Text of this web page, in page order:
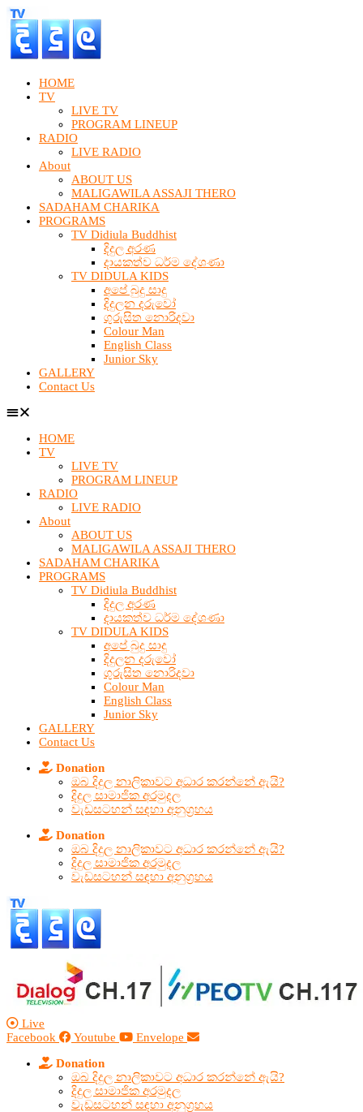
HOME
TV
LIVE TV
PROGRAM LINEUP
RADIO
LIVE RADIO
About
ABOUT US
MALIGAWILA ASSAJI THERO
SADAHAM CHARIKA
PROGRAMS
TV Didiula Buddhist
දිදුල අරණ
දායකත්ව ධර්ම දේශණා
TV DIDULA KIDS
අපේ බුදු සාදු
දිදුලන දරුවෝ
ගුරුසිත නොරිදවා
Colour Man
English Class
Junior Sky
GALLERY
Contact Us
HOME
TV
LIVE TV
PROGRAM LINEUP
RADIO
LIVE RADIO
About
ABOUT US
MALIGAWILA ASSAJI THERO
SADAHAM CHARIKA
PROGRAMS
TV Didiula Buddhist
දිදුල අරණ
දායකත්ව ධර්ම දේශණා
TV DIDULA KIDS
අපේ බුදු සාදු
දිදුලන දරුවෝ
ගුරුසිත නොරිදවා
Colour Man
English Class
Junior Sky
GALLERY
Contact Us
Donation
ඔබ දිදුල නාලිකාවට අධාර කරන්නේ ඇයි?
දිදුල සාමාජික අරමුදල
වැඩසටහන් සඳහා අනුග්‍රහය
Donation
ඔබ දිදුල නාලිකාවට අධාර කරන්නේ ඇයි?
දිදුල සාමාජික අරමුදල
වැඩසටහන් සඳහා අනුග්‍රහය
Live
Facebook
Youtube Envelope
Donation
ඔබ දිදුල නාලිකාවට අධාර කරන්නේ ඇයි?
දිදුල සාමාජික අරමුදල
වැඩසටහන් සඳහා අනුග්‍රහය